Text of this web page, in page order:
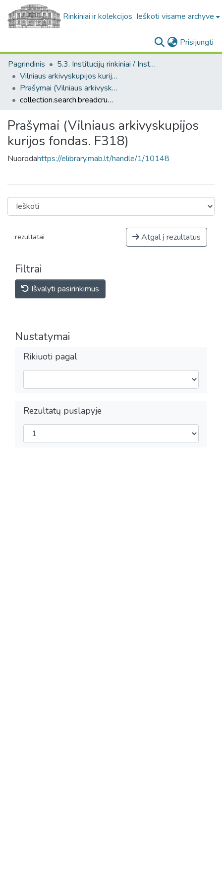
Rinkiniai ir kolekcijos Ieškoti visame archyve
Prisijungti
Pagrindinis
5.3. Institucijų rinkiniai / Institutional collections
Vilniaus arkivyskupijos kurijos fondas. F318
Prašymai (Vilniaus arkivyskupijos kurijos fondas. F318)
collection.search.breadcrumbs
Prašymai (Vilniaus arkivyskupijos
kurijos fondas. F318)
Nuorodahttps://elibrary.mab.lt/handle/1/10148
rezultatai Atgal į rezultatus
Filtrai
Išvalyti pasirinkimus
Nustatymai
Rikiuoti pagal
Rezultatų puslapyje